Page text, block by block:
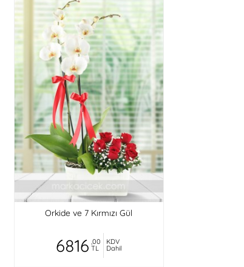
Orkide ve 7 Kırmızı Gül
6816 ,00
TL
KDV
Dahil